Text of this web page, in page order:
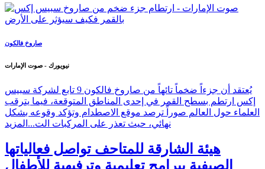
صاروخ فالكون
نيويورك - صوت الإمارات
يُعتقد أن جزءاً ضخماً تائهاً من صاروخ فالكون 9 تابع لشركة سبيس
إكس ارتطم بسطح القمر في إحدى المناطق المتوقعة، فيما يترقب
العلماء حول العالم صوراً ترصد موقع الاصطدام وتؤكد وقوعه بشكل
نهائي، حيث تعذر على المركبات الت... المزيد
هيئة الشارقة للمتاحف تواصل فعالياتها
الصيفية ببرامج تعليمية وترفيهية للأطفال